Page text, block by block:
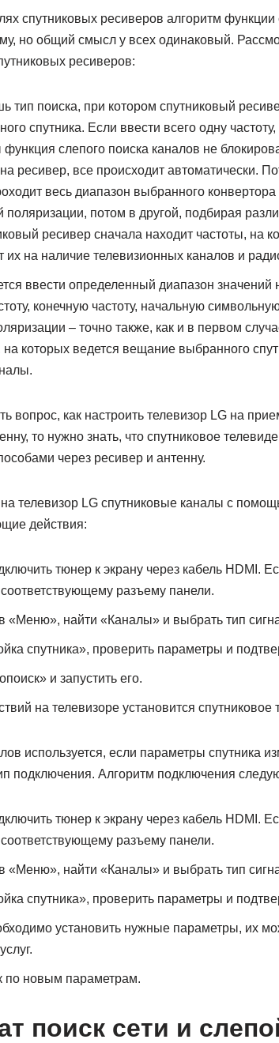
спутниковых ресиверов алгоритм функции
но общий смысл у всех одинаковый.
ресиверов:
тип поиска, при котором спутниковый
спутника. Если ввести всего одну
слепого поиска каналов не
ресивер, все происходит автоматически.
весь диапазон выбранного
поляризации, потом в другой, подбирая
ресивер сначала находит частоты, на
их на наличие телевизионных каналов и
ввести определенный диапазон
конечную частоту, начальную
– точно также, как и в первом
на которых ведется вещание выбранного
вопрос, как настроить телевизор LG на
то нужно знать, что спутниковое
через ресивер и антенну.
телевизор LG спутниковые каналы с
действия:
тюнер к экрану через кабель HDMI.
разъему панели.
«Меню», найти «Каналы» и выбрать тип
спутника», проверить параметры и
и запустить его.
на телевизоре установится спутниковое
используется, если параметры спутника
подключения. Алгоритм подключения
тюнер к экрану через кабель HDMI.
разъему панели.
«Меню», найти «Каналы» и выбрать тип
спутника», проверить параметры и
установить нужные параметры, их
по новым параметрам.
поиск сети и